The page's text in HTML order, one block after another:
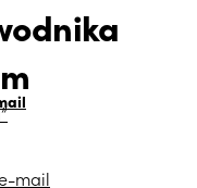
mail